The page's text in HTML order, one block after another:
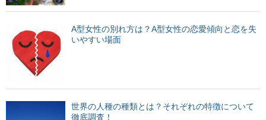
A型女性の別れ方は？A型女性の恋愛傾向と恋を失
いやすい場面
世界の人種の種類とは？それぞれの特徴について
徹底調査！